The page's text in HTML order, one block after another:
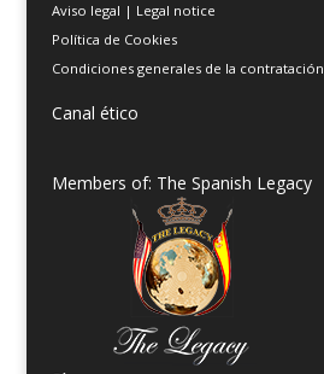
Aviso legal | Legal notice
Política de Cookies
Condiciones generales de la contratación
Canal ético
Members of: The Spanish Legacy